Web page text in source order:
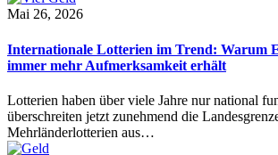
Mai 26, 2026
Internationale Lotterien im Trend: Warum
immer mehr Aufmerksamkeit erhält
Lotterien haben über viele Jahre nur national
überschreiten jetzt zunehmend die
Mehrländerlotterien aus…